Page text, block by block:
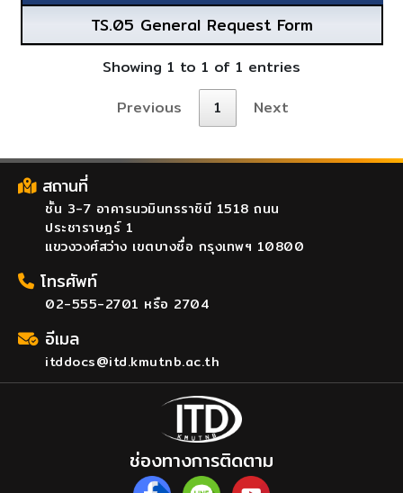
TS.05 General Request Form
Showing 1 to 1 of 1 entries
Previous
1 Next
สถานที่
ชั้น 3-7 อาคารนวมินทรราชินี 1518 ถนน
ประชาราษฎร์ 1
แขวงวงศ์สว่าง เขตบางซื่อ กรุงเทพฯ 10800
โทรศัพท์
02-555-2701 หรือ 2704
อีเมล
itddocs@itd.kmutnb.ac.th
ช่องทางการติดตาม